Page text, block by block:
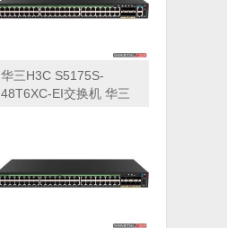
华三H3C S5175S-
48T6XC-EI交换机 华三